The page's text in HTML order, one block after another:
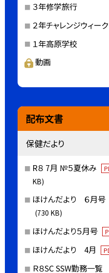
３年修学旅行
２年チャレンジウィーク
１年高原学校
動画
配布文書
保健だより
R８ 7月 №５夏休み
KB)
ほけんだより ６月号
(730 KB)
ほけんだより５月号
ほけんだより 4月
Ｒ８SC SSW勤務一